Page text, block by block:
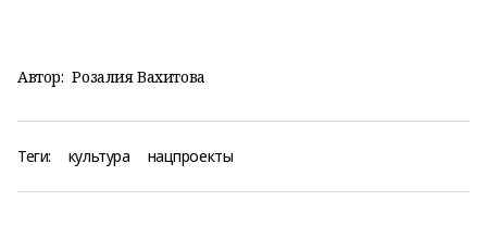
Автор: Розалия Вахитова
Теги: культура нацпроекты